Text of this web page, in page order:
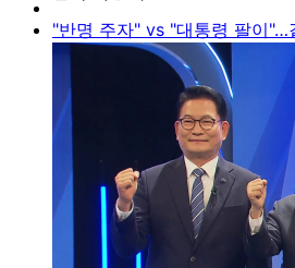
"반명 주자" vs "대통령 팔이"…